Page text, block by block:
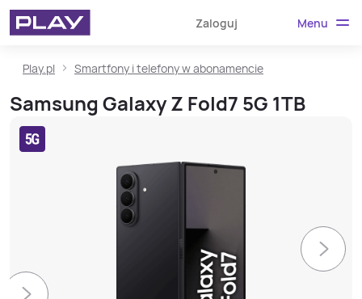
Zaloguj Menu
Play.pl Smartfony i telefony w abonamencie
Samsung Galaxy Z Fold7 5G 1TB